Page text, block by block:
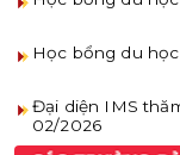
Học bổng du
Đại diện IMS
02/2026